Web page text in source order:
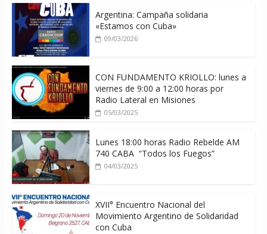
Argentina: Campaña solidaria
«Estamos con Cuba»
09/03/2026
CON FUNDAMENTO KRIOLLO: lunes a
viernes de 9:00 a 12:00 horas por
Radio Lateral en Misiones
05/03/2025
Lunes 18:00 horas Radio Rebelde AM
740 CABA “Todos los Fuegos”
04/03/2025
XVII° Encuentro Nacional del
Movimiento Argentino de Solidaridad
con Cuba